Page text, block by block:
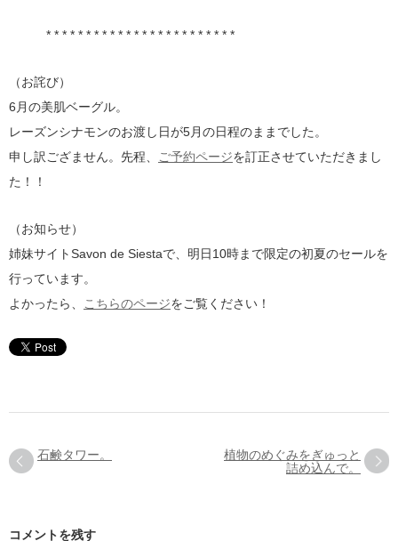
* * * * * * * * * * * * * * * * * * * * * * * *
（お詫び）
6月の美肌ベーグル。
レーズンシナモンのお渡し日が5月の日程のままでした。
申し訳ござません。先程、
ご予約ページを訂正させていただきまし
た！！
（お知らせ）
姉妹サイトSavon de Siestaで、明日10時まで限定の初夏のセールを
行っています。
よかったら、
こちらのページをご覧ください！
石鹸タワー。
植物のめぐみをぎゅっと
詰め込んで。
コメントを残す